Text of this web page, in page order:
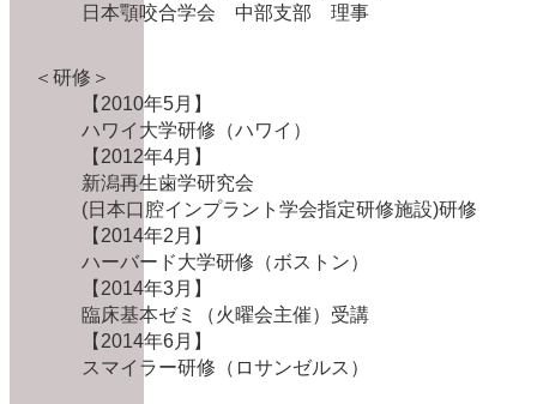
日本顎咬合学会 中部支部 理事
＜研修＞
【2010年5月】
ハワイ大学研修（ハワイ）
【2012年4月】
新潟再生歯学研究会
(日本口腔インプラント学会指定研修施設)研修
【2014年2月】
ハーバード大学研修（ボストン）
【2014年3月】
臨床基本ゼミ（火曜会主催）受講
【2014年6月】
スマイラー研修（ロサンゼルス）